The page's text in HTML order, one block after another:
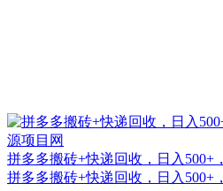
拼多多搬砖+快递回收，日入500+
拼多多搬砖+快递回收，日入500+